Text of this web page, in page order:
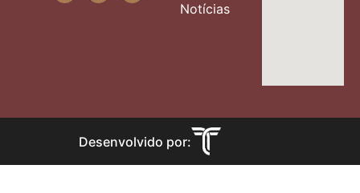
Notícias
Desenvolvido por: